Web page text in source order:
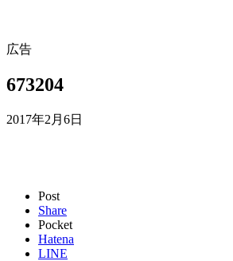
広告
673204
2017年2月6日
Post
Share
Pocket
Hatena
LINE